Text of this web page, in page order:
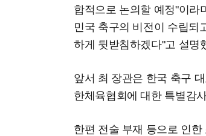
합적으로 논의할 예정"이라
민국 축구의 비전이 수립되
하게 뒷받침하겠다"고 설명
앞서 최 장관은 한국 축구
한체육협회에 대한 특별감
한편 전술 부재 등으로 인